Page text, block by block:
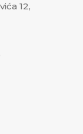
12,